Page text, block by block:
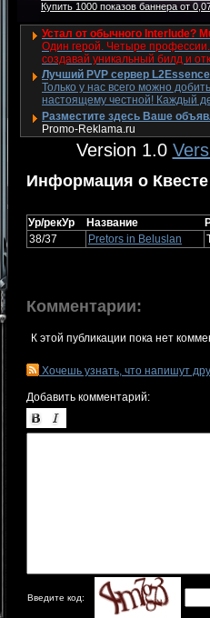
Купить 1000 показов баннера от
Устал от обычного Interlude?
Один герой. Четыре
создавай уникальный билд и
Лучший PVP сервер
Только у нас всего можно
настоящему честной! Каждый
Разместите здесь Ваше
Promo-Reklama.ru
Version 1.0
Информация о Квесте
Ур/рекУр Название
38/37
Pretors in Beluslan
Комментарии:
К этой публикации пока нет
Хочешь узнать, что напишут
Добавить комментарий:
Введите код: